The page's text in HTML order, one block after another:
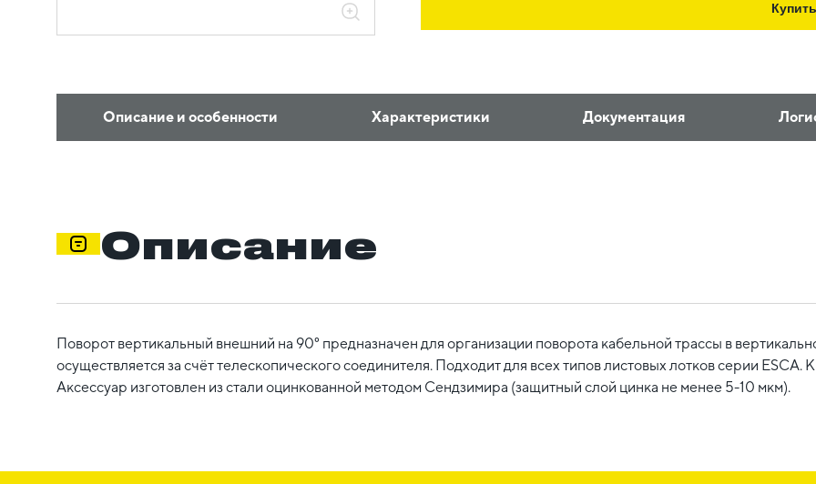
Купить
Описание и особенности Характеристики Документация
Описание
Поворот вертикальный внешний на 90° предназначен для организации поворота кабельной трассы в
осуществляется за счёт телескопического соединителя. Подходит для всех типов листовых лотков серии ESCA.
Аксессуар изготовлен из стали оцинкованной методом Сендзимира (защитный слой цинка не менее 5-10 мкм).